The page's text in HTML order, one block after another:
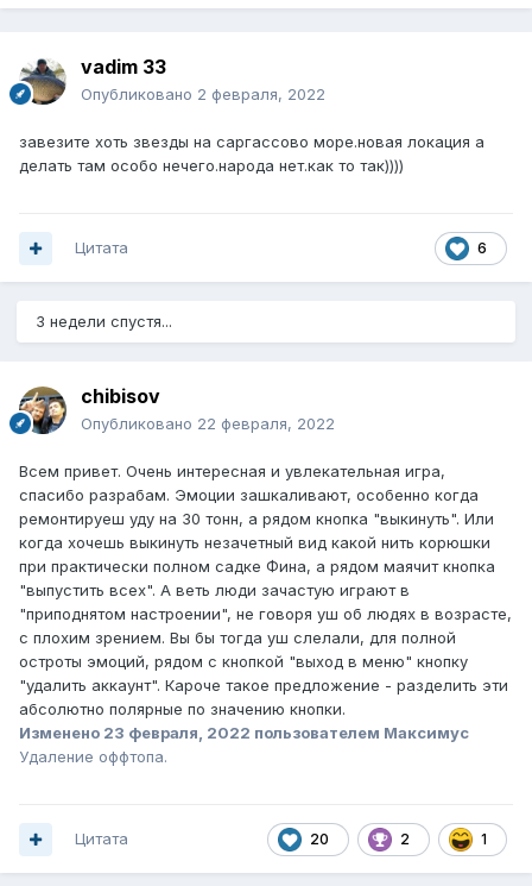
vadim 33
Опубликовано 2 февраля, 2022
завезите хоть звезды на саргассово море.новая локация а
делать там особо нечего.народа нет.как то так))))
6
Цитата
3 недели спустя...
chibisov
Опубликовано 22 февраля, 2022
Всем привет. Очень интересная и увлекательная игра,
спасибо разрабам. Эмоции зашкаливают, особенно когда
ремонтируеш уду на 30 тонн, а рядом кнопка "выкинуть". Или
когда хочешь выкинуть незачетный вид какой нить корюшки
при практически полном садке Фина, а рядом маячит кнопка
"выпустить всех". А веть люди зачастую играют в
"приподнятом настроении", не говоря уш об людях в возрасте,
с плохим зрением. Вы бы тогда уш слелали, для полной
остроты эмоций, рядом с кнопкой "выход в меню" кнопку
"удалить аккаунт". Кароче такое предложение - разделить эти
абсолютно полярные по значению кнопки.
Изменено 23 февраля, 2022 пользователем Максимус
Удаление оффтопа.
20 2 1
Цитата